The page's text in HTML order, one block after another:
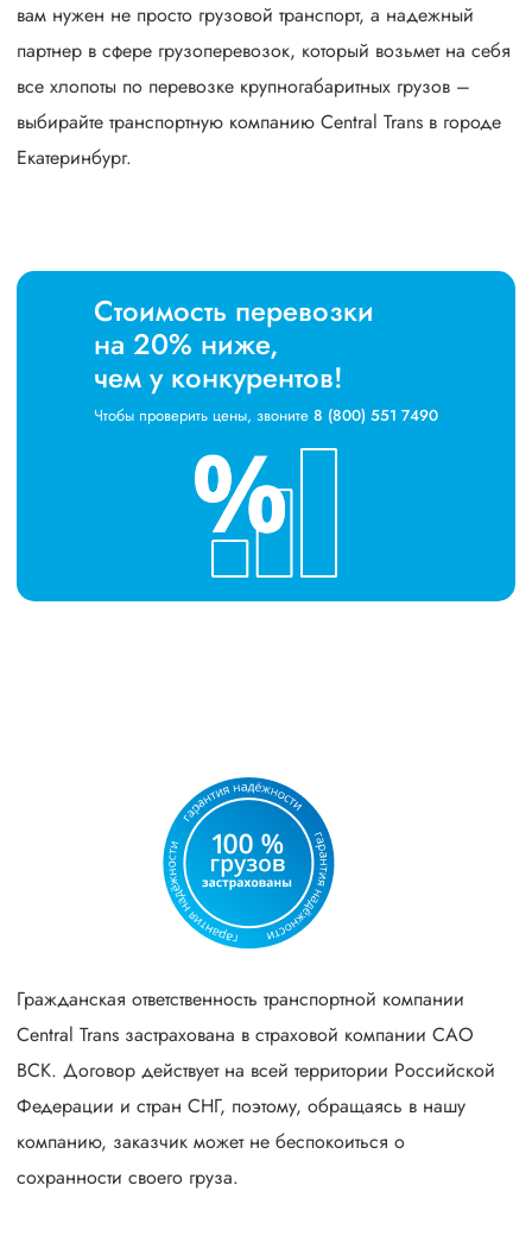
вам нужен не просто грузовой транспорт, а надежный
партнер в сфере грузоперевозок, который возьмет на себя
все хлопоты по перевозке крупногабаритных грузов –
выбирайте транспортную компанию Central Trans в городе
Екатеринбург.
Стоимость перевозки
на 20% ниже,
чем у конкурентов!
Чтобы проверить цены, звоните 8 (800) 551 7490
Гражданская ответственность транспортной компании
Central Trans застрахована в страховой компании САО
ВСК. Договор действует на всей территории Российской
Федерации и стран СНГ, поэтому, обращаясь в нашу
компанию, заказчик может не беспокоиться о
сохранности своего груза.